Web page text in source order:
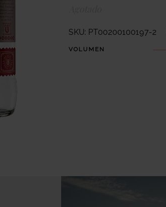
SKU: PT00200100197-2
VOLUMEN